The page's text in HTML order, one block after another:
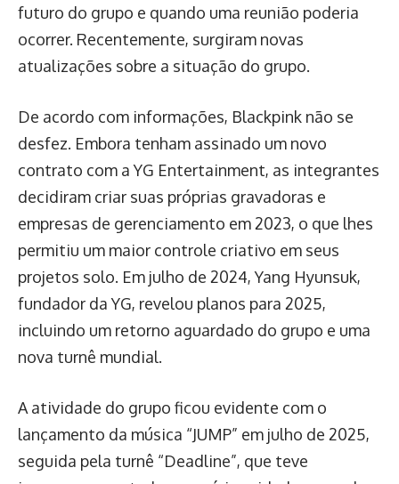
futuro do grupo e quando uma reunião poderia
ocorrer. Recentemente, surgiram novas
atualizações sobre a situação do grupo.
De acordo com informações, Blackpink não se
desfez. Embora tenham assinado um novo
contrato com a YG Entertainment, as integrantes
decidiram criar suas próprias gravadoras e
empresas de gerenciamento em 2023, o que lhes
permitiu um maior controle criativo em seus
projetos solo. Em julho de 2024, Yang Hyunsuk,
fundador da YG, revelou planos para 2025,
incluindo um retorno aguardado do grupo e uma
nova turnê mundial.
A atividade do grupo ficou evidente com o
lançamento da música “JUMP” em julho de 2025,
seguida pela turnê “Deadline”, que teve